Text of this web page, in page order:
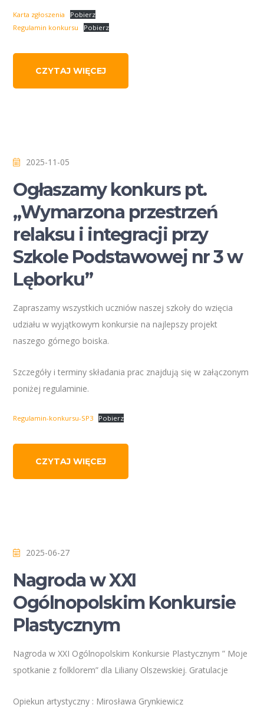
Karta zgłoszenia
Pobierz
Regulamin konkursu
Pobierz
CZYTAJ WIĘCEJ
2025-11-05
Ogłaszamy konkurs pt.
„Wymarzona przestrzeń
relaksu i integracji przy
Szkole Podstawowej nr 3 w
Lęborku”
Zapraszamy wszystkich uczniów naszej szkoły do wzięcia
udziału w wyjątkowym konkursie na najlepszy projekt
naszego górnego boiska.
Szczegóły i terminy składania prac znajdują się w załączonym
poniżej regulaminie.
Regulamin-konkursu-SP3 Pobierz
CZYTAJ WIĘCEJ
2025-06-27
Nagroda w XXI
Ogólnopolskim Konkursie
Plastycznym
Nagroda w XXI Ogólnopolskim Konkursie Plastycznym ” Moje
spotkanie z folklorem” dla Liliany Olszewskiej. Gratulacje
Opiekun artystyczny : Mirosława Grynkiewicz